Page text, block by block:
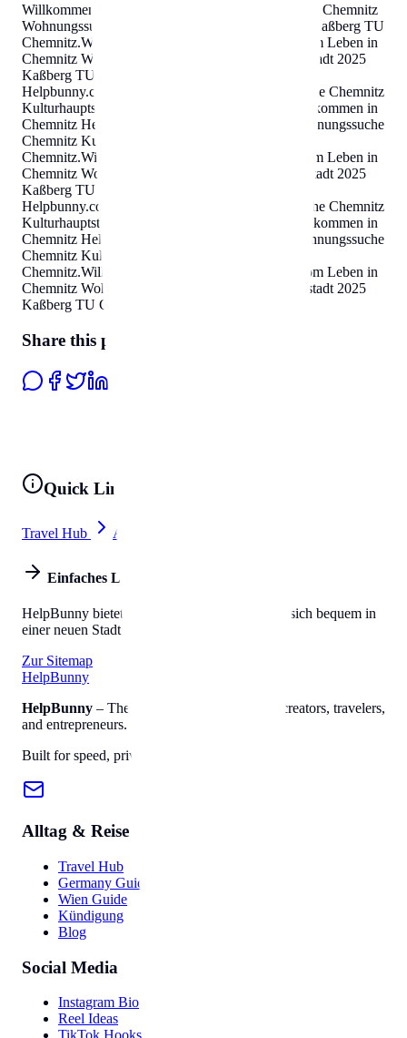
Willkommen in Chemnitz
Leben in Chemnitz
Wohnungssuche Chemnitz Kulturhauptstadt 2025 Kaßberg TU
Chemnitz.Willkommen in Chemnitz Helpbunny.com Leben in
Chemnitz Wohnungssuche Chemnitz Kulturhauptstadt 2025
Kaßberg TU Chemnitz
Helpbunny.com
Leben in Chemnitz Wohnungssuche Chemnitz
Kulturhauptstadt 2025 Kaßberg TU Chemnitz
Willkommen in
Chemnitz Helpbunny.com
Leben in Chemnitz Wohnungssuche
Chemnitz Kulturhauptstadt 2025 Kaßberg TU
Chemnitz.Willkommen in Chemnitz Helpbunny.com Leben in
Chemnitz Wohnungssuche Chemnitz Kulturhauptstadt 2025
Kaßberg TU Chemnitz
Helpbunny.com
Leben in Chemnitz Wohnungssuche Chemnitz
Kulturhauptstadt 2025 Kaßberg TU Chemnitz
Willkommen in
Chemnitz Helpbunny.com
Leben in Chemnitz Wohnungssuche
Chemnitz Kulturhauptstadt 2025 Kaßberg TU
Chemnitz.Willkommen in Chemnitz Helpbunny.com Leben in
Chemnitz Wohnungssuche Chemnitz Kulturhauptstadt 2025
Kaßberg TU Chemnitz
Share this page
Quick Links
Travel Hub All Tools
Einfaches Leben
HelpBunny bietet alles, was Sie brauchen, um sich bequem in
einer neuen Stadt einzuleben.
Zur Sitemap
HelpBunny
HelpBunny – The ultimate digital toolkit for creators, travelers,
and entrepreneurs.
Built for speed, privacy, and ease of use.
Alltag & Reise
Travel Hub
Germany Guide
Wien Guide
Kündigung
Blog
Social Media
Instagram Bio
Reel Ideas